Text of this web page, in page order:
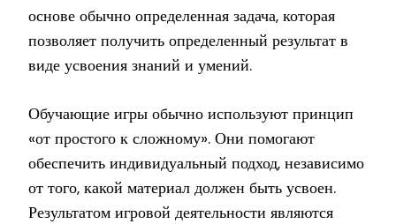
основе обычно определенная задача, которая
позволяет получить определенный результат в
виде усвоения знаний и умений.
Обучающие игры обычно используют принцип
«от простого к сложному». Они помогают
обеспечить индивидуальный подход, независимо
от того, какой материал должен быть усвоен.
Результатом игровой деятельности являются